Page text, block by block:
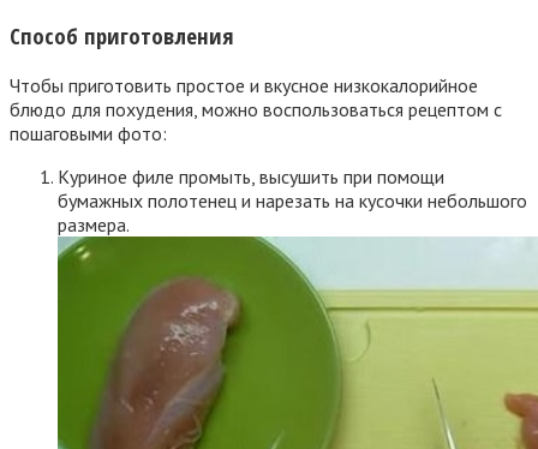
Способ приготовления
Чтобы приготовить простое и вкусное низкокалорийное
блюдо для похудения, можно воспользоваться рецептом с
пошаговыми фото:
Куриное филе промыть, высушить при помощи
бумажных полотенец и нарезать на кусочки небольшого
размера.